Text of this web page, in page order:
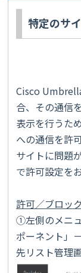
特定のサ
Cisco
合、その通信
表示を行うた
への通信を許
サイトに問題
で許可設定を
許可／ブロッ
①左側のメニ
ポーネント」
先リスト管理